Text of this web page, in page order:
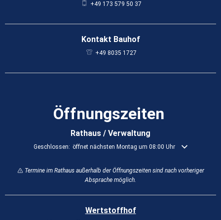
+49 173 579 50 37
Kontakt Bauhof
+49 8035 1727
Öffnungszeiten
Rathaus / Verwaltung
Klicken, um weitere Öffnungs- oder Schließzeiten auszublenden
Geschlossen: öffnet nächsten Montag um 08:00 Uhr
Termine im Rathaus außerhalb der Öffnungszeiten sind nach vorheriger
Absprache möglich.
Wertstoffhof